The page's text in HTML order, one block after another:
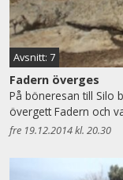
Avsnitt: 7
Fadern överges
På böneresan till Silo
övergett Fadern och
fre 19.12.2014 kl. 20.30